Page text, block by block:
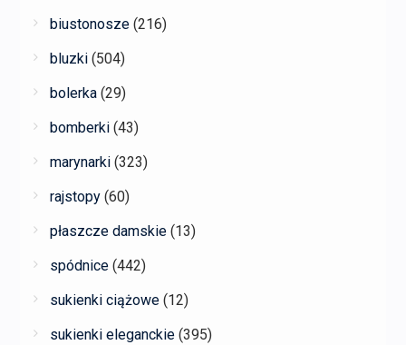
biustonosze (216)
bluzki (504)
bolerka (29)
bomberki (43)
marynarki (323)
rajstopy (60)
płaszcze damskie (13)
spódnice (442)
sukienki ciążowe (12)
sukienki eleganckie (395)